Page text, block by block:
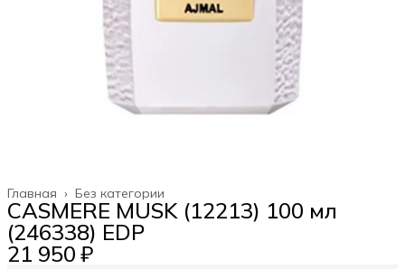
Без категории
Главная ›
CASMERE MUSK (12213) 100 мл
(246338) EDP
21 950 ₽